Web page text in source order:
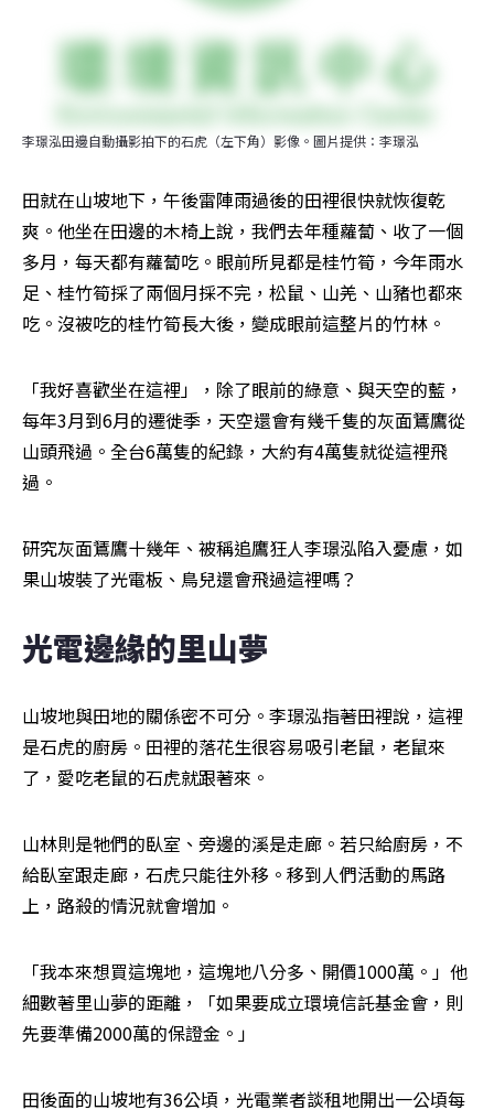
李璟泓田邊自動攝影拍下的石虎（左下角）影像。圖片提供：李璟泓
田就在山坡地下，午後雷陣雨過後的田裡很快就恢復乾
爽。他坐在田邊的木椅上說，我們去年種蘿蔔、收了一個
多月，每天都有蘿蔔吃。眼前所見都是桂竹筍，今年雨水
足、桂竹筍採了兩個月採不完，松鼠、山羌、山豬也都來
吃。沒被吃的桂竹筍長大後，變成眼前這整片的竹林。
「我好喜歡坐在這裡」，除了眼前的綠意、與天空的藍，
每年3月到6月的遷徙季，天空還會有幾千隻的灰面鵟鷹從
山頭飛過。全台6萬隻的紀錄，大約有4萬隻就從這裡飛
過。
研究灰面鵟鷹十幾年、被稱追鷹狂人李璟泓陷入憂慮，如
果山坡裝了光電板、鳥兒還會飛過這裡嗎？
光電邊緣的里山夢
山坡地與田地的關係密不可分。李璟泓指著田裡說，這裡
是石虎的廚房。田裡的落花生很容易吸引老鼠，老鼠來
了，愛吃老鼠的石虎就跟著來。
山林則是牠們的臥室、旁邊的溪是走廊。若只給廚房，不
給臥室跟走廊，石虎只能往外移。移到人們活動的馬路
上，路殺的情況就會增加。
「我本來想買這塊地，這塊地八分多、開價1000萬。」他
細數著里山夢的距離，「如果要成立環境信託基金會，則
先要準備2000萬的保證金。」
田後面的山坡地有36公頃，光電業者談租地開出一公頃每